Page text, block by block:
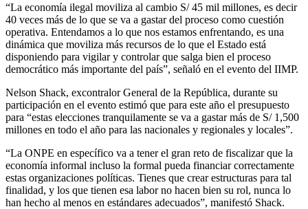
“La economía ilegal moviliza al cambio S/ 45 mil millones, es decir
40 veces más de lo que se va a gastar del proceso como cuestión
operativa. Entendamos a lo que nos estamos enfrentando, es una
dinámica que moviliza más recursos de lo que el Estado está
disponiendo para vigilar y controlar que salga bien el proceso
democrático más importante del país”, señaló en el evento del IIMP.
Nelson Shack, excontralor General de la República, durante su
participación en el evento estimó que para este año el presupuesto
para “estas elecciones tranquilamente se va a gastar más de S/ 1,500
millones en todo el año para las nacionales y regionales y locales”.
“La ONPE en específico va a tener el gran reto de fiscalizar que la
economía informal incluso la formal pueda financiar correctamente
estas organizaciones políticas. Tienes que crear estructuras para tal
finalidad, y los que tienen esa labor no hacen bien su rol, nunca lo
han hecho al menos en estándares adecuados”, manifestó Shack.